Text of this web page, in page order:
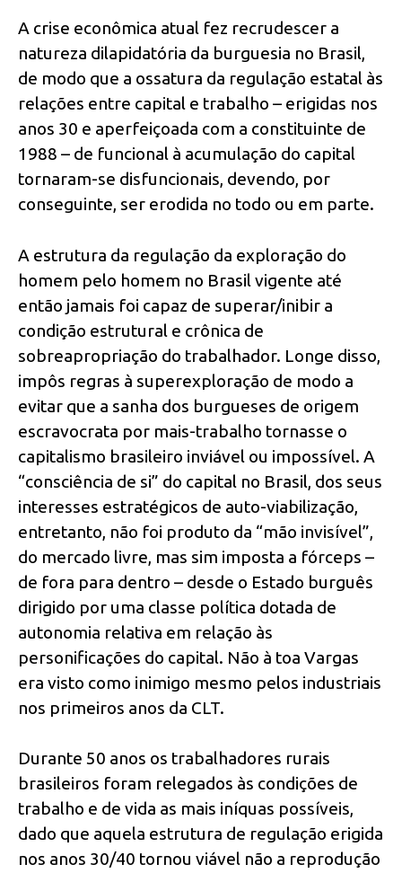
A crise econômica atual fez recrudescer a
natureza dilapidatória da burguesia no Brasil,
de modo que a ossatura da regulação estatal às
relações entre capital e trabalho – erigidas nos
anos 30 e aperfeiçoada com a constituinte de
1988 – de funcional à acumulação do capital
tornaram-se disfuncionais, devendo, por
conseguinte, ser erodida no todo ou em parte.
A estrutura da regulação da exploração do
homem pelo homem no Brasil vigente até
então jamais foi capaz de superar/inibir a
condição estrutural e crônica de
sobreapropriação do trabalhador. Longe disso,
impôs regras à superexploração de modo a
evitar que a sanha dos burgueses de origem
escravocrata por mais-trabalho tornasse o
capitalismo brasileiro inviável ou impossível. A
“consciência de si” do capital no Brasil, dos seus
interesses estratégicos de auto-viabilização,
entretanto, não foi produto da “mão invisível”,
do mercado livre, mas sim imposta a fórceps –
de fora para dentro – desde o Estado burguês
dirigido por uma classe política dotada de
autonomia relativa em relação às
personificações do capital. Não à toa Vargas
era visto como inimigo mesmo pelos industriais
nos primeiros anos da CLT.
Durante 50 anos os trabalhadores rurais
brasileiros foram relegados às condições de
trabalho e de vida as mais iníquas possíveis,
dado que aquela estrutura de regulação erigida
nos anos 30/40 tornou viável não a reprodução